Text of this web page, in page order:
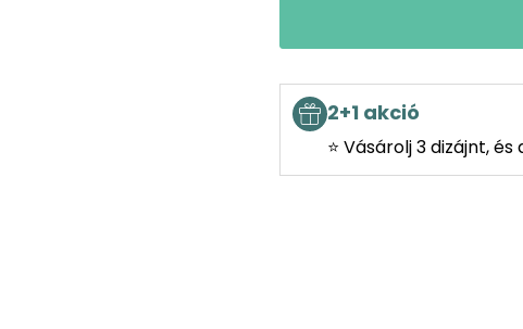
2+1 akció
⭐ Vásárolj 3 dizájnt,